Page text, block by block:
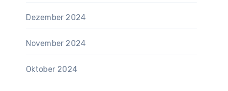
Dezember 2024
November 2024
Oktober 2024